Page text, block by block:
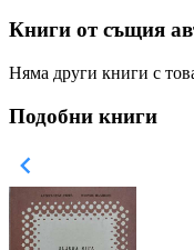
Книги от същия
Няма други книги с
Подобни книги